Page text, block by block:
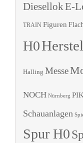
DiesellokE-
TRAIN Figuren
H0
Halling Messe
NOCH Nürnberg
Schauanlagen
Spur H0